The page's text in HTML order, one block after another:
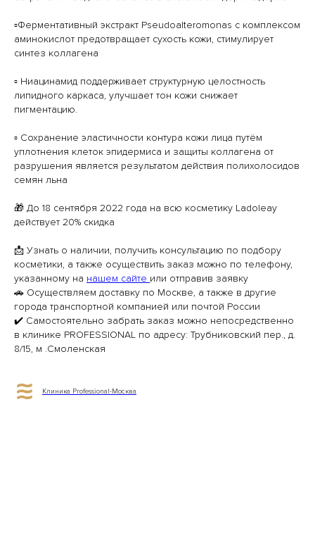
▫️Ферментативный экстракт Pseudoalteromonas с комплексом
аминокислот предотвращает сухость кожи, стимулирует
синтез коллагена
▫️ Ниацинамид поддерживает структурную целостность
липидного каркаса, улучшает тон кожи снижает
пигментацию.
▫️ Сохранение эластичности контура кожи лица путём
уплотнения клеток эпидермиса и защиты коллагена от
разрушения является результатом действия полихолосидов
семян льна
🎁 До 18 сентября 2022 года на всю косметику Ladoleay
действует 20% скидка
📩 Узнать о наличии, получить консультацию по подбору
косметики, а также осуществить заказ можно по телефону,
указанному на нашем сайте или отправив заявку
🚗 Осуществляем доставку по Москве, а также в другие
города транспортной компанией или почтой России
✔️ Самостоятельно забрать заказ можно непосредственно
в клинике PROFESSIONAL по адресу: Трубниковский пер., д.
8/15, м .Смоленская
Клиника Professional-Москва